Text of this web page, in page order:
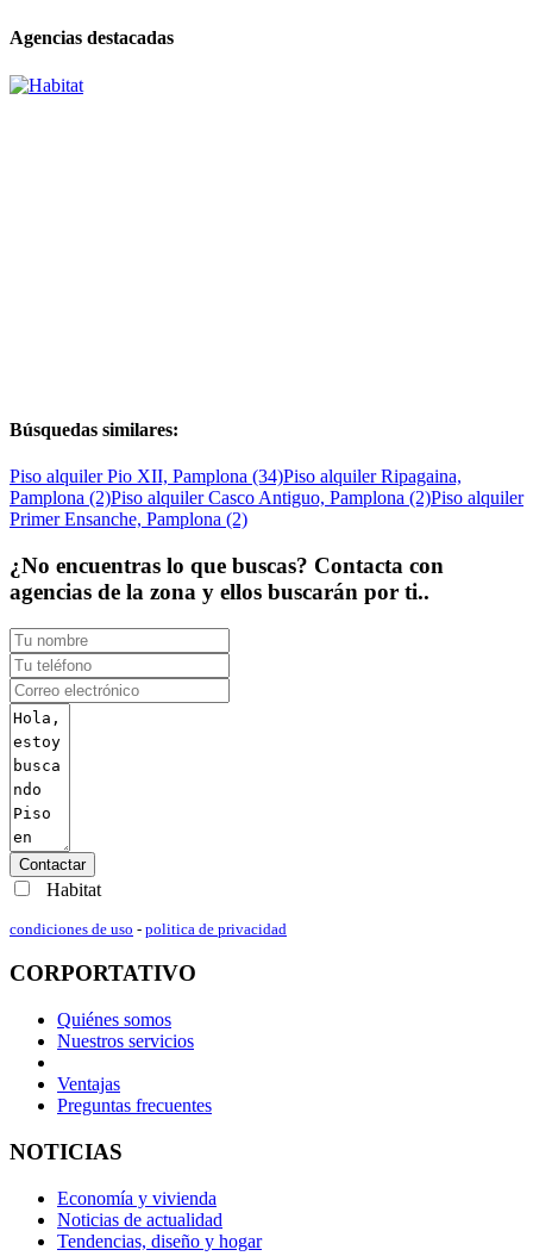
Agencias destacadas
Búsquedas similares:
Piso alquiler Pio XII, Pamplona (34)Piso alquiler Ripagaina,
Pamplona (2)Piso alquiler Casco Antiguo, Pamplona (2)Piso alquiler
Primer Ensanche, Pamplona (2)
¿No encuentras lo que buscas? Contacta con
agencias de la zona y ellos buscarán por ti..
Contactar
Habitat
condiciones de uso - politica de privacidad
CORPORTATIVO
Quiénes somos
Nuestros servicios
Ventajas
Preguntas frecuentes
NOTICIAS
Economía y vivienda
Noticias de actualidad
Tendencias, diseño y hogar